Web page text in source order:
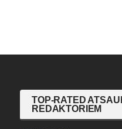
TOP-RATED
REDAKTORIEM